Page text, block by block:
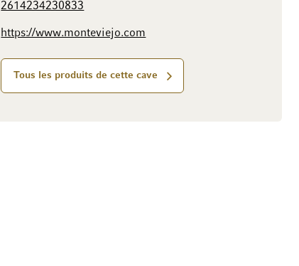
2614234230833
https://www.monteviejo.com
Tous les produits de cette cave